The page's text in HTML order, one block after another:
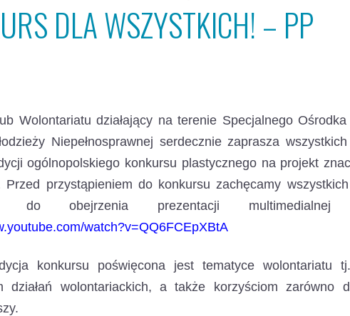
DLA WSZYSTKICH! – PP
Wolontariatu działający na terenie Specjalnego
Niepełnosprawnej serdecznie zaprasza
ogólnopolskiego konkursu plastycznego na projekt
Przed przystąpieniem do konkursu zachęcamy
do obejrzenia prezentacji
watch?v=QQ6FCEpXBtA
konkursu poświęcona jest tematyce wolontariatu
działań wolontariackich, a także korzyściom zarówno